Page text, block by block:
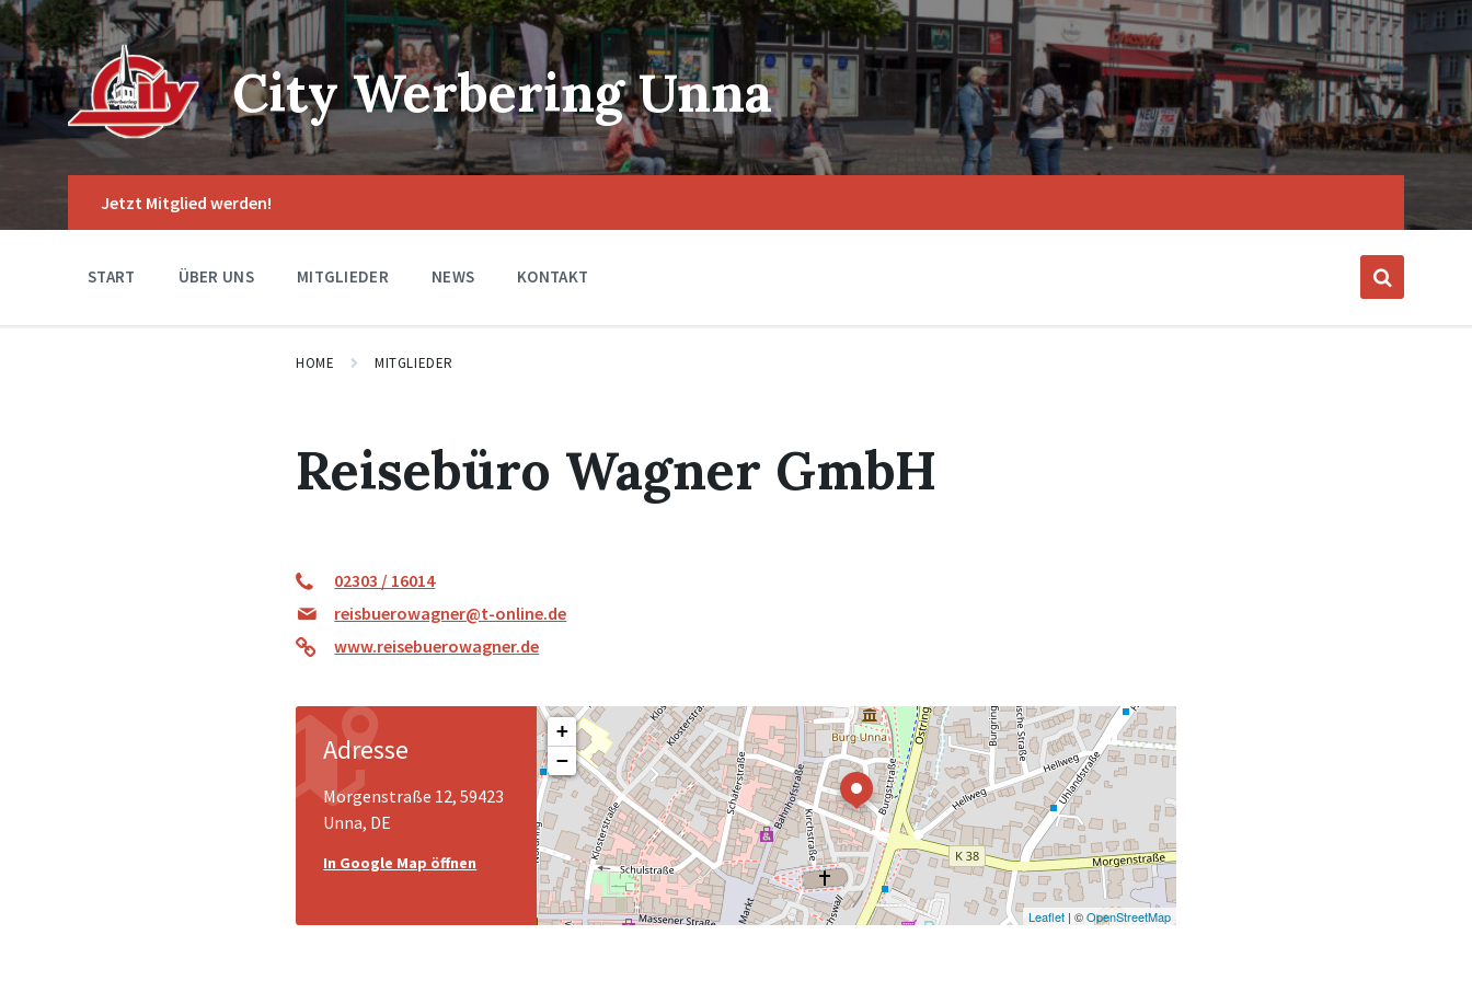
Skip
to
content
Skip
to
main
navigation
Skip
to
footer
City Werbering Unna
Jetzt Mitglied werden!
START ÜBER UNS MITGLIEDER NEWS KONTAKT
HOME MITGLIEDER
Reisebüro Wagner GmbH
02303 / 16014
reisbuerowagner@t-online.de
www.reisebuerowagner.de
Adresse
Morgenstraße 12, 59423
Unna, DE
In Google Map öffnen
+
−
Leaflet| ©OpenStreetMap